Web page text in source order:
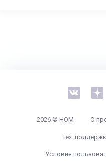
2026 © НОМ О
Тех.
Условия